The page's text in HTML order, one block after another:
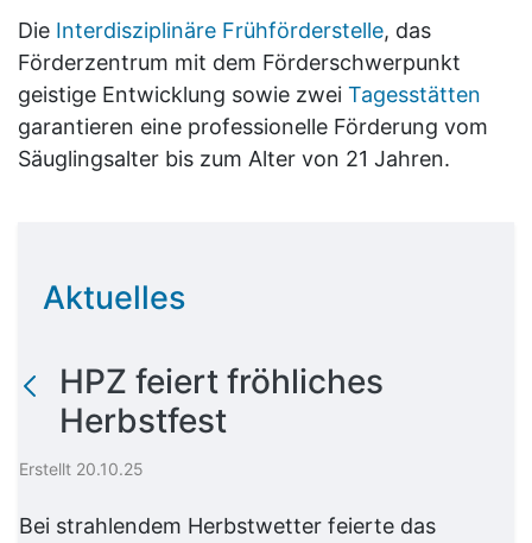
Die Interdisziplinäre Frühförderstelle, das
Förderzentrum mit dem Förderschwerpunkt
geistige Entwicklung sowie zwei Tagesstätten
garantieren eine professionelle Förderung vom
Säuglingsalter bis zum Alter von 21 Jahren.
Aktuelles
HPZ feiert fröhliches
Herbstfest
Erstellt 20.10.25
Bei strahlendem Herbstwetter feierte das